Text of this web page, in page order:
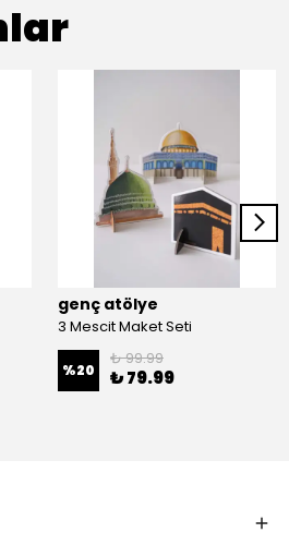
genç atölye
3 Mescit Maket Seti
%20
₺ 99.99
₺ 79.99